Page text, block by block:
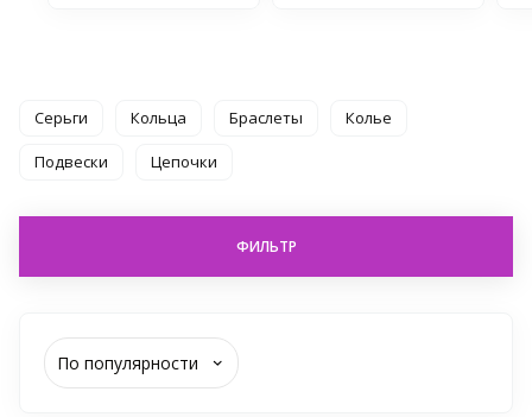
Серьги Кольца Браслеты Колье
Подвески Цепочки
ФИЛЬТР
По популярности